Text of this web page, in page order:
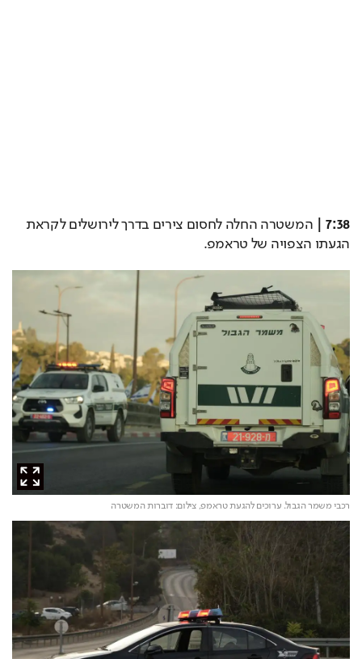
7:38 |
הגעתו הצפויה של טראמפ.
רכבי משמר הגבול. ערוכים להגעת טראמפ,צילום: דוברות המשטרה